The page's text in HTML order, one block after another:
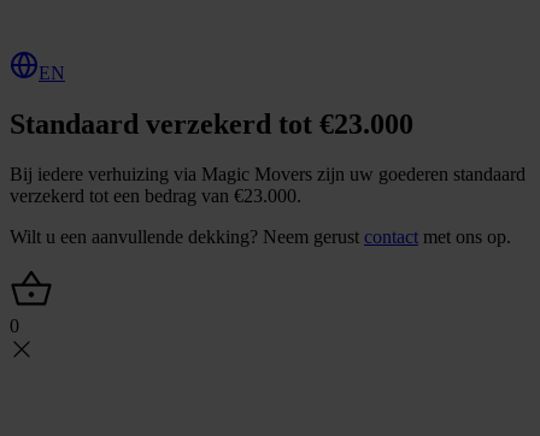
EN
Standaard verzekerd tot €23.000
Bij iedere verhuizing via Magic Movers zijn uw goederen standaard
verzekerd tot een bedrag van €23.000.
Wilt u een aanvullende dekking? Neem gerust contact met ons op.
0